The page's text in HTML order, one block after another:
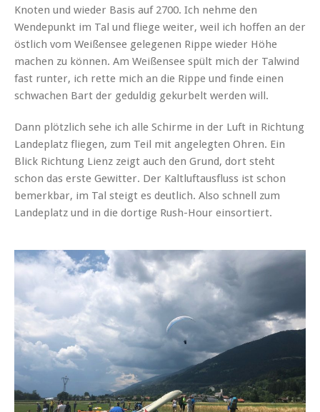
Knoten und wieder Basis auf 2700. Ich nehme den
Wendepunkt im Tal und fliege weiter, weil ich hoffen an der
östlich vom Weißensee gelegenen Rippe wieder Höhe
machen zu können. Am Weißensee spült mich der Talwind
fast runter, ich rette mich an die Rippe und finde einen
schwachen Bart der geduldig gekurbelt werden will.
Dann plötzlich sehe ich alle Schirme in der Luft in Richtung
Landeplatz fliegen, zum Teil mit angelegten Ohren. Ein
Blick Richtung Lienz zeigt auch den Grund, dort steht
schon das erste Gewitter. Der Kaltluftausfluss ist schon
bemerkbar, im Tal steigt es deutlich. Also schnell zum
Landeplatz und in die dortige Rush-Hour einsortiert.